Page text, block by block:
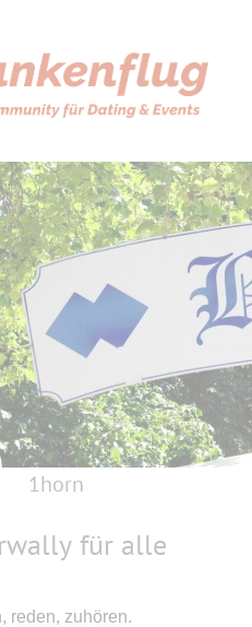
1horn
für alle
reden, zuhören.